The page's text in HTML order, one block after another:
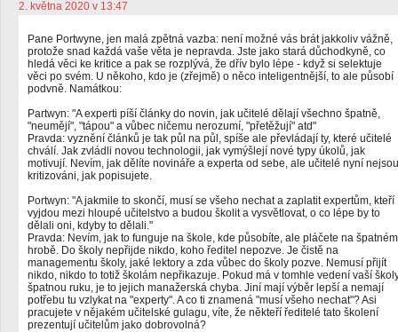
2. května 2020 v 13:47
Pane Portwyne, jen malá zpětná vazba: není možné vás brát jakkoliv vážně,
protože snad každá vaše věta je nepravda. Jste jako stará důchodkyně, co
hledá věci ke kritice a pak se rozplývá, že dřív bylo lépe - když si selektuje
věci po svém. U někoho, kdo je (zřejmě) o něco inteligentnější, to ale působí
podvně. Namátkou:
Partwyn: "A experti píší články do novin, jak učitelé dělají všechno špatně,
"neumějí", "tápou" a vůbec ničemu nerozumí, "přetěžují" atd"
Pravda: vyznění článků je tak půl na půl, spíše ale převládají ty, které učitelé
chválí. Jak zvládli novou technologii, jak vymýšlejí nové typy úkolů, jak
motivují. Nevím, jak dělíte novináře a experta od sebe, ale učitelé nyní nejsou
kritizováni, jak popisujete.
Portwyn: "A jakmile to skončí, musí se všeho nechat a zaplatit expertům, kteří
vyjdou mezi hloupé učitelstvo a budou školit a vysvětlovat, o co lépe by to
dělali oni, kdyby to dělali."
Pravda: Nevím, jak to funguje na škole, kde působíte, ale pláčete na špatném
hrobě. Do školy nepřijde nikdo, koho ředitel nepozve. Je čistě na
managementu školy, jaké lektory a zda vůbec do školy pozve. Nemusí přijít
nikdo, nikdo to totiž školám nepřikazuje. Pokud má v tomhle vedení vaší
špatnou ruku, je to jejich manažerská chyba. Jiní mají výběr lepší a nemají
potřebu tu vzlykat na "experty". A co ti znamená "musí všeho nechat"? Asi
pracujete v nějakém učitelské gulagu, víte, že někteří ředitelé tato školení
prezentují učitelům jako dobrovolná?